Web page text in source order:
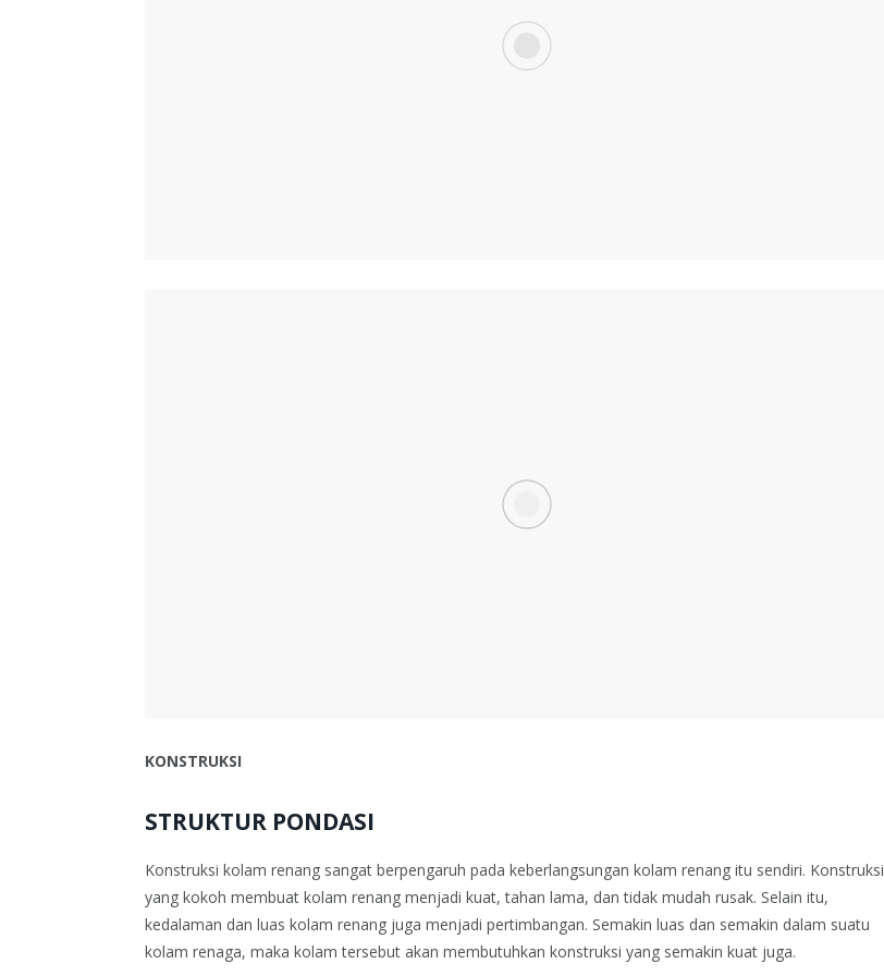
KONSTRUKSI
STRUKTUR PONDASI
Konstruksi kolam renang sangat berpengaruh pada keberlangsungan kolam renang itu sendiri. Konstruksi
yang kokoh membuat kolam renang menjadi kuat, tahan lama, dan tidak mudah rusak. Selain itu,
kedalaman dan luas kolam renang juga menjadi pertimbangan. Semakin luas dan semakin dalam suatu
kolam renaga, maka kolam tersebut akan membutuhkan konstruksi yang semakin kuat juga.